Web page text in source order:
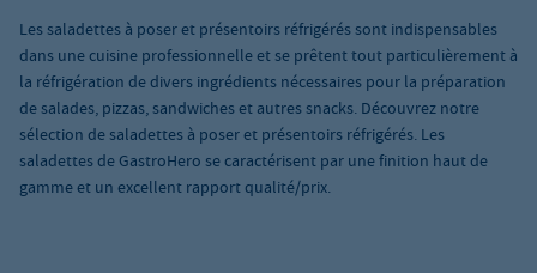
Les saladettes à poser et présentoirs réfrigérés sont indispensables
dans une cuisine professionnelle et se prêtent tout particulièrement à
la réfrigération de divers ingrédients nécessaires pour la préparation
de salades, pizzas, sandwiches et autres snacks. Découvrez notre
sélection de saladettes à poser et présentoirs réfrigérés. Les
saladettes de GastroHero se caractérisent par une finition haut de
gamme et un excellent rapport qualité/prix.